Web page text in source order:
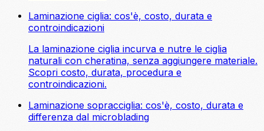
Laminazione ciglia: cos'è, costo, durata e
controindicazioni
La laminazione ciglia incurva e nutre le ciglia
naturali con cheratina, senza aggiungere materiale.
Scopri costo, durata, procedura e
controindicazioni.
Laminazione sopracciglia: cos'è, costo, durata e
differenza dal microblading